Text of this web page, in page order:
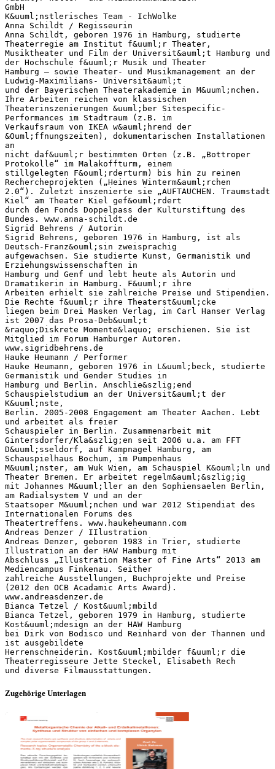
GmbH
K&uuml;nstlerisches Team - IchWolke
Anna Schildt / Regisseurin
Anna Schildt, geboren 1976 in Hamburg, studierte
Theaterregie am Institut f&uuml;r Theater,
Musiktheater und Film der Universit&auml;t Hamburg und
der Hochschule f&uuml;r Musik und Theater
Hamburg – sowie Theater- und Musikmanagement an der
Ludwig-Maximilians- Universit&auml;t
und der Bayerischen Theaterakademie in M&uuml;nchen.
Ihre Arbeiten reichen von klassischen
Theaterinszenierungen &uuml;ber Sitespecific-
Performances im Stadtraum (z.B. im
Verkaufsraum von IKEA w&auml;hrend der
&Ouml;ffnungszeiten), dokumentarischen Installationen
an
nicht daf&uuml;r bestimmten Orten (z.B. „Bottroper
Protokolle“ im Malakoffturm, einem
stillgelegten F&ouml;rderturm) bis hin zu reinen
Rechercheprojekten („Heines Winterm&auml;rchen
2.0“). Zuletzt inszenierte sie „AUFTAUCHEN. Traumstadt
Kiel“ am Theater Kiel gef&ouml;rdert
durch den Fonds Doppelpass der Kulturstiftung des
Bundes. www.anna-schildt.de
Sigrid Behrens / Autorin
Sigrid Behrens, geboren 1976 in Hamburg, ist als
Deutsch-Franz&ouml;sin zweisprachig
aufgewachsen. Sie studierte Kunst, Germanistik und
Erziehungswissenschaften in
Hamburg und Genf und lebt heute als Autorin und
Dramatikerin in Hamburg. F&uuml;r ihre
Arbeiten erhielt sie zahlreiche Preise und Stipendien.
Die Rechte f&uuml;r ihre Theaterst&uuml;cke
liegen beim Drei Masken Verlag, im Carl Hanser Verlag
ist 2007 das Prosa-Deb&uuml;t
&raquo;Diskrete Momente&laquo; erschienen. Sie ist
Mitglied im Forum Hamburger Autoren.
www.sigridbehrens.de
Hauke Heumann / Performer
Hauke Heumann, geboren 1976 in L&uuml;beck, studierte
Germanistik und Gender Studies in
Hamburg und Berlin. Anschlie&szlig;end
Schauspielstudium an der Universit&auml;t der
K&uuml;nste,
Berlin. 2005-2008 Engagement am Theater Aachen. Lebt
und arbeitet als freier
Schauspieler in Berlin. Zusammenarbeit mit
Gintersdorfer/Kla&szlig;en seit 2006 u.a. am FFT
D&uuml;sseldorf, auf Kampnagel Hamburg, am
Schauspielhaus Bochum, im Pumpenhaus
M&uuml;nster, am Wuk Wien, am Schauspiel K&ouml;ln und
Theater Bremen. Er arbeitet regelm&auml;&szlig;ig
mit Johannes M&uuml;ller an den Sophiensaelen Berlin,
am Radialsystem V und an der
Staatsoper M&uuml;nchen und war 2012 Stipendiat des
Internationalen Forums des
Theatertreffens. www.haukeheumann.com
Andreas Denzer / IIlustration
Andreas Denzer, geboren 1983 in Trier, studierte
Illustration an der HAW Hamburg mit
Abschluss „Illustration Master of Fine Arts“ 2013 am
Mediencampus Finkenau. Seither
zahlreiche Ausstellungen, Buchprojekte und Preise
(2012 den OCB Acadamic Arts Award).
www.andreasdenzer.de
Bianca Tetzel / Kost&uuml;mbild
Bianca Tetzel, geboren 1979 in Hamburg, studierte
Kost&uuml;mdesign an der HAW Hamburg
bei Dirk von Bodisco und Reinhard von der Thannen und
ist ausgebildete
Herrenschneiderin. Kost&uuml;mbilder f&uuml;r die
Theaterregisseure Jette Steckel, Elisabeth Rech
Zugehörige Unterlagen